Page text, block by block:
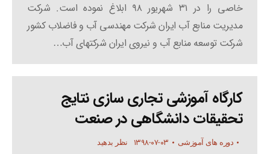
خاصی را در ۳۱ شهریور ۹۸ ابلاغ نموده است. شرکت
مدیریت منابع آب ایران شرکت مهندسی آب و فاضلاب کشور
شرکت توسعه منابع آب و نیروی ایران شرکتهای آب…
کارگاه آموزشی تجاری سازی نتایج
تحقیقات دانشگاهی در صنعت
دوره های آموزشی ۱۳۹۸-۰۷-۰۳ نظر بدهید